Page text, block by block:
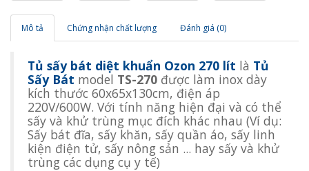
Mô tả Chứng nhận chất lượng Đánh giá (0)
Tủ sấy bát diệt khuẩn Ozon 270 lít là Tủ
Sấy Bát model TS-270 được làm inox dày
kích thước 60x65x130cm, điện áp
220V/600W. Với tính năng hiện đại và có thể
sấy và khử trùng mục đích khác nhau (Ví dụ:
Sấy bát đĩa, sấy khăn, sấy quần áo, sấy linh
kiện điện tử, sấy nông sản ... hay sấy và khử
trùng các dụng cụ y tế)